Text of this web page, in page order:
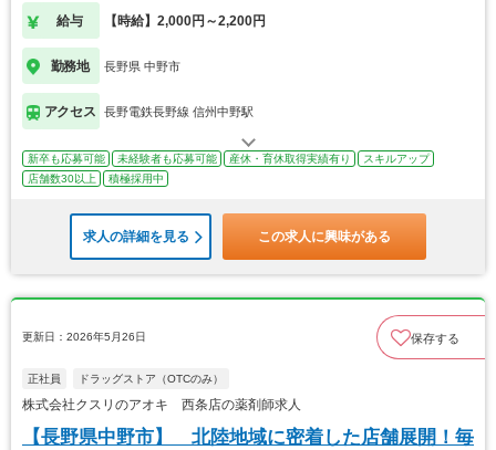
給与 【時給】2,000円～2,200円
勤務地 長野県 中野市
アクセス 長野電鉄長野線 信州中野駅
新卒も応募可能 未経験者も応募可能 産休・育休取得実績有り
スキルアップ
店舗数30以上
積極採用中
求人の詳細を見る この求人に興味がある
更新日：2026年5月26日 保存する
正社員 ドラッグストア（OTCのみ）
株式会社クスリのアオキ 西条店の薬剤師求人
【長野県中野市】 北陸地域に密着した店舗展開！毎